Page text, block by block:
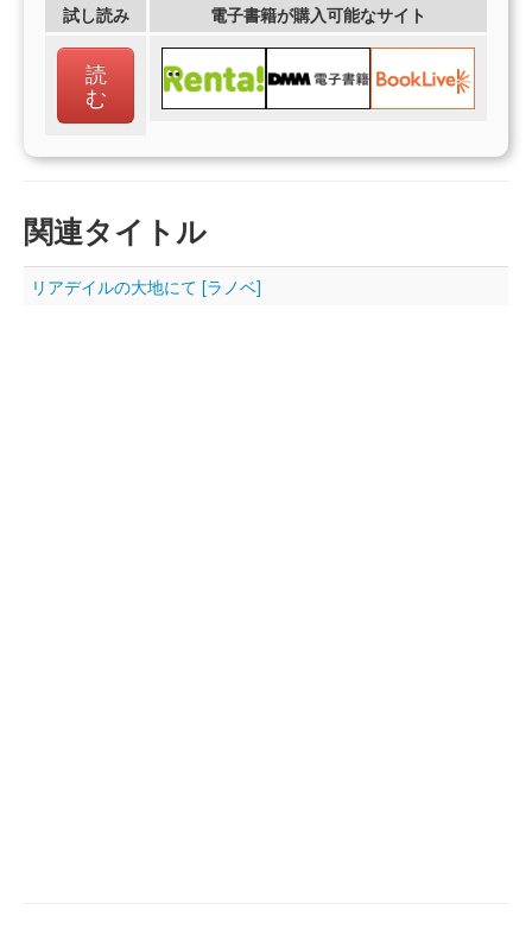
試し読み 電子書籍が購入可能なサイト
読
む
関連タイトル
リアデイルの大地にて [ラノベ]